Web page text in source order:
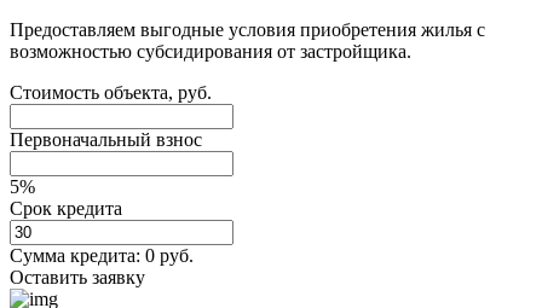
Предоставляем выгодные условия приобретения жилья с
возможностью субсидирования от застройщика.
Стоимость объекта, руб.
Первоначальный взнос
5%
Срок кредита
Сумма кредита: 0 руб.
Оставить заявку